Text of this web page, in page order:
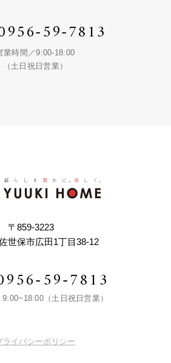
59-7813
業時間／9:00-18:00
（土日祝日営業）
〒859-3223
世保市広田1丁目38-12
59-7813
（土日祝日営業）
ライバシーポリシー